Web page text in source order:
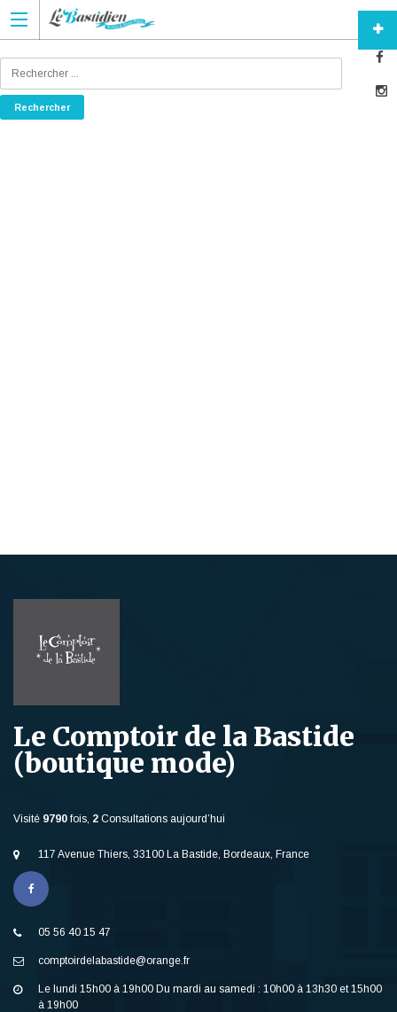
Le Comptoir de la Bastide
(boutique mode)
Visité 9790 fois, 2 Consultations aujourd’hui
117 Avenue Thiers, 33100 La Bastide, Bordeaux, France
05 56 40 15 47
comptoirdelabastide@orange.fr
Le lundi 15h00 à 19h00 Du mardi au samedi : 10h00 à 13h30 et 15h00
à 19h00